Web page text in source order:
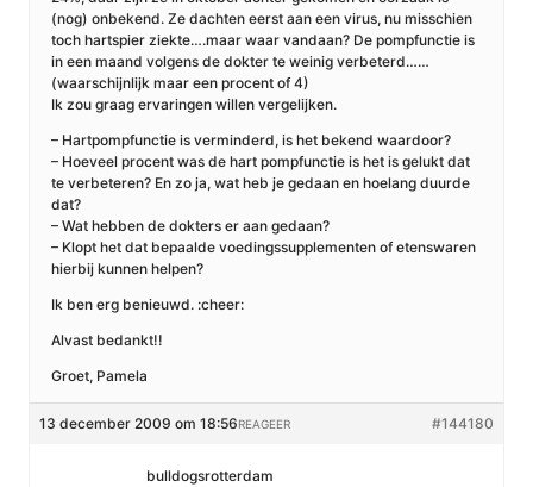
(nog) onbekend. Ze dachten eerst aan een virus, nu misschien
toch hartspier ziekte….maar waar vandaan? De pompfunctie is
in een maand volgens de dokter te weinig verbeterd……
(waarschijnlijk maar een procent of 4)
Ik zou graag ervaringen willen vergelijken.
– Hartpompfunctie is verminderd, is het bekend waardoor?
– Hoeveel procent was de hart pompfunctie is het is gelukt dat
te verbeteren? En zo ja, wat heb je gedaan en hoelang duurde
dat?
– Wat hebben de dokters er aan gedaan?
– Klopt het dat bepaalde voedingssupplementen of etenswaren
hierbij kunnen helpen?
Ik ben erg benieuwd. :cheer:
Alvast bedankt!!
Groet, Pamela
13 december 2009 om 18:56 #144180
REAGEER
bulldogsrotterdam